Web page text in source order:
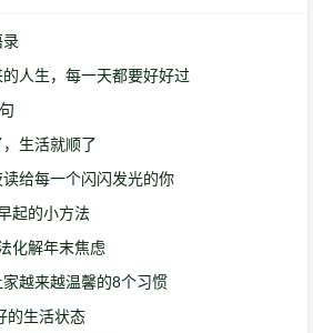
录
人生，每一天都要好好过
生活就顺了
给每一个闪闪发光的你
起的小方法
化解年末焦虑
越来越温馨的8个习惯
的生活状态